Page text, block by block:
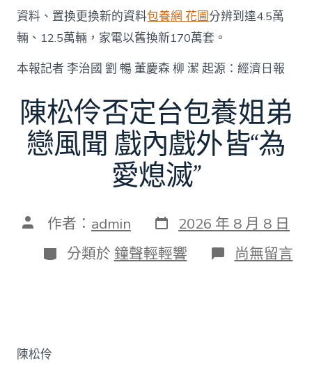
資料、置換更換新的資料包養網 花圃分辨到達4.5萬
輛、12.5萬輛，家電以舊換新170萬套。
本報記者 李治國 劉 暢 董慶森 柳 潔 起源：經濟日報
陳松伶否定台包養姐弟
戀風聞 戲內戲外皆“為
愛熄滅”
文 作者： admin 發
表
日
期
2026 年 8 月 8 日
分
類
分類於 鐘聲輕輕響 在
〈陳
尚無留言
陳松伶